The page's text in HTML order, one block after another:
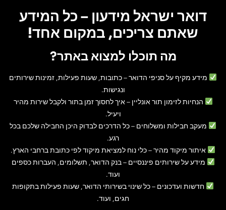
דואר ישראל מידעון – כל המידע
שאתם צריכים, במקום אחד!
מה תוכלו למצוא באתר?
מידע מקיף על סניפי הדואר– כתובות, שעות פעילות, זמינות שירותים
ונגישות.
הנחיות לזימון תור אונליין – איך לחסוך זמן בתור ולקבל שירות מהיר
ויעיל.
מעקב חבילות ומשלוחים – כל הדרכים לבדוק היכן החבילה שלכם בכל
רגע.
איתור מיקוד מהיר– כלי נוח למציאת מיקוד לפי כתובת ברחבי הארץ.
מידע על שירותים פיננסיים – בנק הדואר, תשלומים, העברות כספים
ועוד.
חדשות ועדכונים – כל שינוי בשירותי הדואר, שעות פעילות בתקופות
חגים, ועוד.